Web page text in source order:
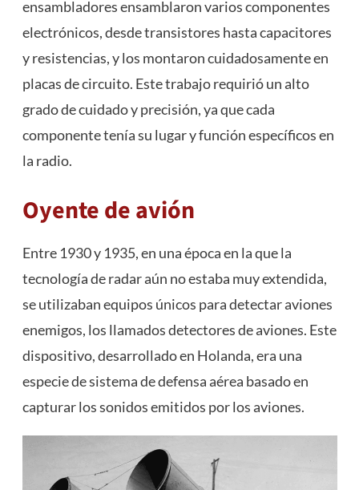
ensambladores ensamblaron varios componentes
electrónicos, desde transistores hasta capacitores
y resistencias, y los montaron cuidadosamente en
placas de circuito. Este trabajo requirió un alto
grado de cuidado y precisión, ya que cada
componente tenía su lugar y función específicos en
la radio.
Oyente de avión
Entre 1930 y 1935, en una época en la que la
tecnología de radar aún no estaba muy extendida,
se utilizaban equipos únicos para detectar aviones
enemigos, los llamados detectores de aviones. Este
dispositivo, desarrollado en Holanda, era una
especie de sistema de defensa aérea basado en
capturar los sonidos emitidos por los aviones.